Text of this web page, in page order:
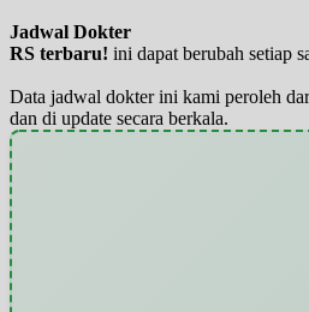
Jadwal Dokter
RS terbaru! ini dapat berubah setiap
Data jadwal dokter ini kami peroleh
dan di update secara berkala.